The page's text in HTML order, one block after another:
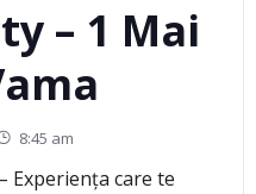
– 1 Mai
8:45 am
Experiența care te